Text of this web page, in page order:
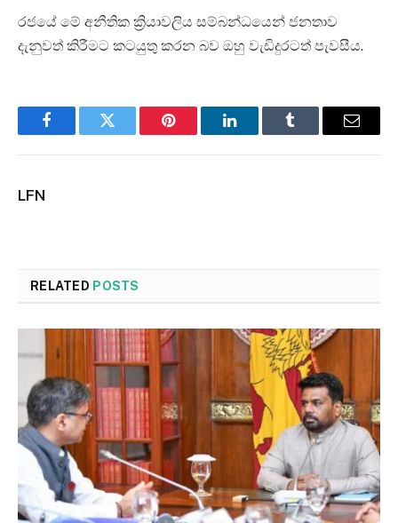
රජයේ මේ අනීතික ක්‍රියාවලිය සම්බන්ධයෙන් ජනතාව
දැනුවත් කිරීමට කටයුතු කරන බව ඔහු වැඩිදුරටත් පැවසීය.
FacebookTwitter Pinterest LinkedInTumblr Email
LFN
RELATED POSTS